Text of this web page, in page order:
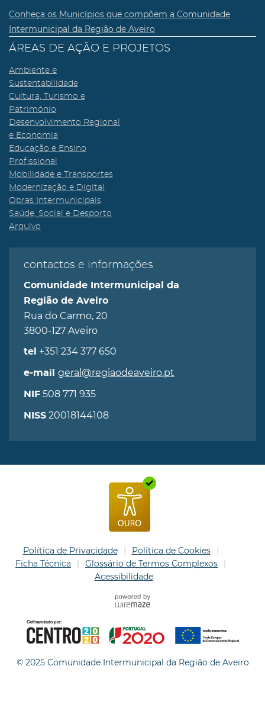
Conheça os Municípios que compõem a Comunidade
Intermunicipal da Região de Aveiro
ÁREAS DE AÇÃO E PROJETOS
Ambiente e
Sustentabilidade
Cultura, Turismo e
Património
Desenvolvimento Regional
e Economia
Educação e Ensino
Profissional
Mobilidade e Transportes
Modernização e Digital
Obras Intermunicipais
Saúde, Social e Desporto
Arquivo
contactos e informações
Comunidade Intermunicipal da
Região de Aveiro
Rua do Carmo, 20
3800-127 Aveiro
tel +351 234 377 650
e-mail geral@regiaodeaveiro.pt
NIF 508 771 935
NISS 20018144108
Política de Privacidade
Política de Cookies
Ficha Técnica
Glossário de Termos Complexos
Acessibilidade
© 2025 Comunidade Intermunicipal da Região de Aveiro